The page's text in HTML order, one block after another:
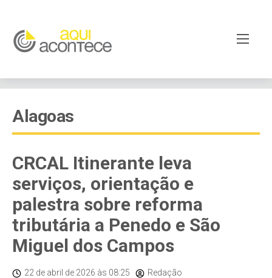
Alagoas
CRCAL Itinerante leva
serviços, orientação e
palestra sobre reforma
tributária a Penedo e São
Miguel dos Campos
22 de abril de 2026 às 08:25 Redação